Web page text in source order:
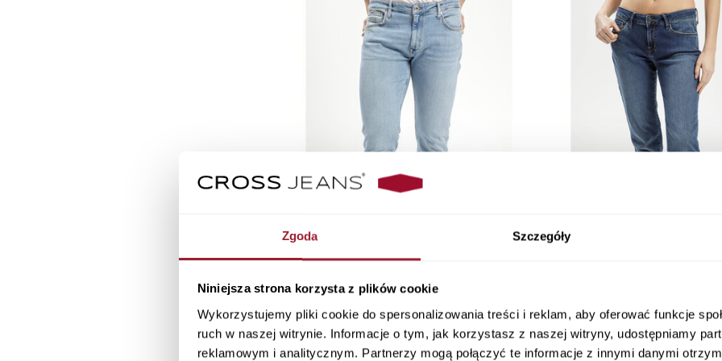
Zgoda Szczegóły
Niniejsza strona korzysta z plików cookie
Wykorzystujemy pliki cookie do spersonalizowania treści i reklam, aby oferować funkcje
ruch w naszej witrynie. Informacje o tym, jak korzystasz z naszej witryny, udostępniamy
reklamowym i analitycznym. Partnerzy mogą połączyć te informacje z innymi danymi
Jeansy męskie jasnoniebieskie Slim Fit Blake E
185-183
329,90 PLN
Jeansy damskie
Rose N 487-077
289,90 PLN